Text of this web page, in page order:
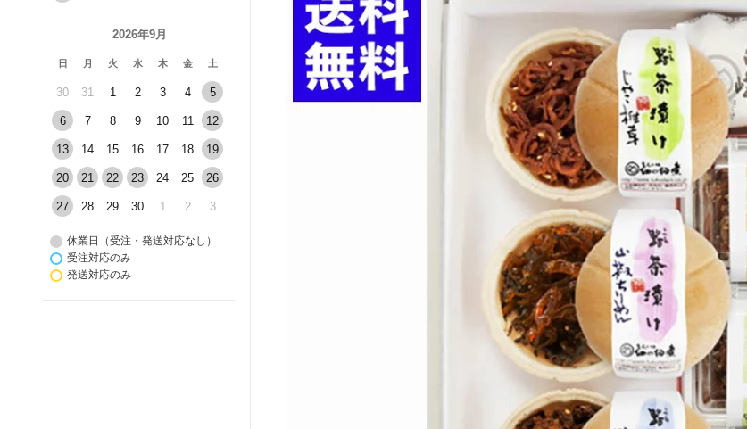
2026年9月
日 月 火 水 木 金 土
30 31 1 2 3 4 5
6 7 8 9 10 11 12
13 14 15 16 17 18 19
20 21 22 23 24 25 26
27 28 29 30 1 2 3
休業日（受注・発送対応なし）
受注対応のみ
発送対応のみ